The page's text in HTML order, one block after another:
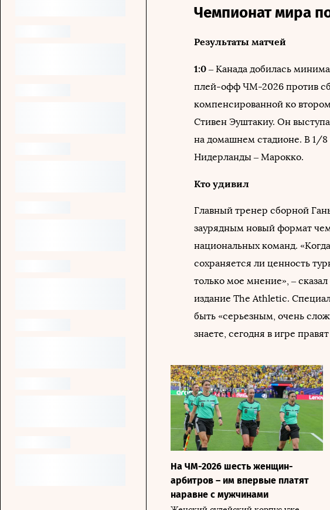
Чемпионат мира
Результаты матчей
1:0 – Канада добилась
плей-офф ЧМ-2026 против
компенсированной ко
Стивен Эуштакиу. Он
на домашнем стадионе. В 1/8
Нидерланды – Марокко.
Кто удивил
Главный тренер сборной
заурядным новый формат
национальных команд.
сохраняется ли ценность
только мое мнение», –
издание The Athletic.
быть «серьезным, очень
знаете, сегодня в игре
На ЧМ-2026 шесть женщин-
арбитров – им впервые платят
наравне с мужчинами